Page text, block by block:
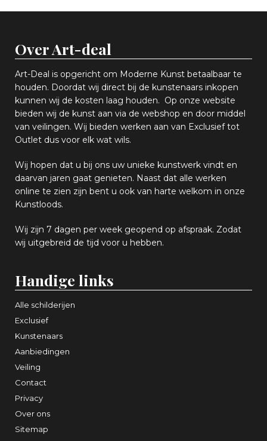
Over Art-deal
Art-Deal is opgericht om Moderne Kunst betaalbaar te
houden. Doordat wij direct bij de kunstenaars inkopen
kunnen wij de kosten laag houden. Op onze website
bieden wij de kunst aan via de webshop en door middel
van veilingen. Wij bieden werken aan van Exclusief tot
Outlet dus voor elk wat wils.
Wij hopen dat u bij ons uw unieke kunstwerk vindt en
daarvan jaren gaat genieten. Naast dat alle werken
online te zien zijn bent u ook van harte welkom in onze
Kunstloods.
Wij zijn 7 dagen per week geopend op afspraak. Zodat
wij uitgebreid de tijd voor u hebben.
Handige links
Alle schilderijen
Exclusief
Kunstenaars
Aanbiedingen
Veiling
Contact
Privacy
Over ons
Sitemap